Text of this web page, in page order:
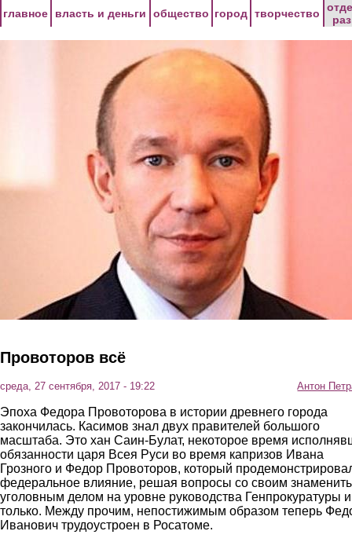
главное власть и деньги общество город творчество
Провоторов всё
среда, 27 сентября, 2017 - 19:22 Антон
Эпоха Федора Провоторова в истории древнего города
закончилась. Касимов знал двух правителей большого
масштаба. Это хан Саин-Булат, некоторое время
обязанности царя Всея Руси во время капризов Ивана
Грозного и Федор Провоторов, который
федеральное влияние, решая вопросы со своим
уголовным делом на уровне руководства Генпрокуратуры
только. Между прочим, непостижимым образом теперь
Иванович трудоустроен в Росатоме.